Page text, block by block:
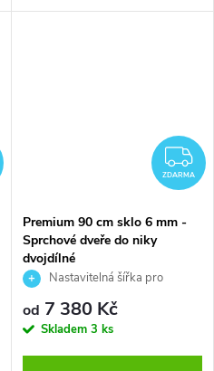
ZDARMA
Premium 90 cm sklo 6 mm -
Sprchové dveře do niky
dvojdílné
Nastavitelná šířka pro
nepřesně zbudovanou niku v
rozmezí 5 cm (86-91 cm). Výška
od 7 380 Kč
Skladem 3 ks